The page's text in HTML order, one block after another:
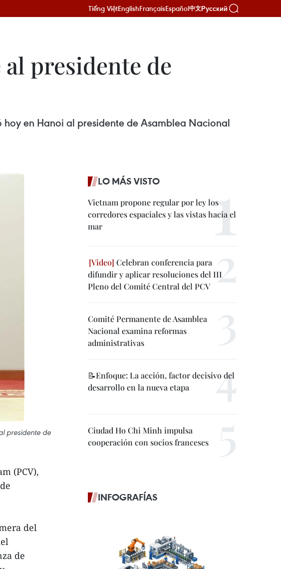
Tiếng ViệtEnglishFrançaisEspañol中文Русский
presidente de
en Hanoi al presidente de Asamblea Nacional
presidente de
(PCV),
del
de
LO MÁS VISTO
Vietnam propone regular por ley los
corredores espaciales y las vistas hacia el
mar
Celebran conferencia para
difundir y aplicar resoluciones del III
Pleno del Comité Central del PCV
Comité Permanente de Asamblea
Nacional examina reformas
administrativas
📝Enfoque: La acción, factor decisivo del
desarrollo en la nueva etapa
Ciudad Ho Chi Minh impulsa
cooperación con socios franceses
INFOGRAFÍAS